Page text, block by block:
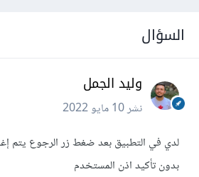
السؤال
وليد الجمل
نشر10 مايو 2022
لدي في التطبيق بعد ضغط زر الرجوع يتم
بدون تأكيد اذن المستخدم